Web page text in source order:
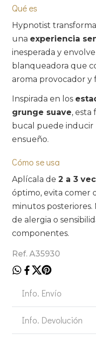
Qué es
Hypnotist
una experiencia
inesperada y
blanqueadora que
aroma provocador y
Inspirada en los
grunge suave, esta
bucal puede inducir
ensueño.
Cómo se usa
Aplícala de 2 a 3
óptimo, evita comer
minutos posteriores.
de alergia o
componentes.
Ref. A35930
Info. Envío
Info. Devolución